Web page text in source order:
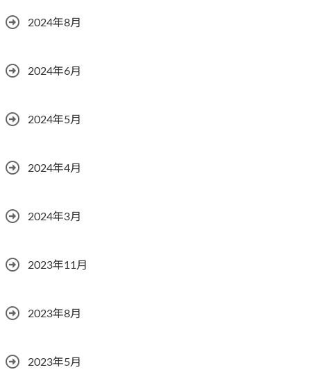
2024年8月
2024年6月
2024年5月
2024年4月
2024年3月
2023年11月
2023年8月
2023年5月